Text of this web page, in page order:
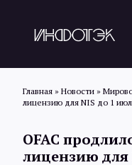
Главная » Новости »
лицензию для NIS до 1
OFAC
лицензию для